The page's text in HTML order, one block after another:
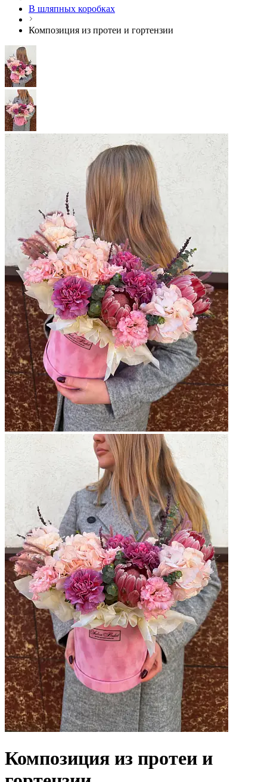
В шляпных коробках
Композиция из протеи и гортензии
Композиция из протеи и